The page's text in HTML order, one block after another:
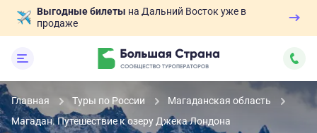
Выгодные билеты на Дальний Восток уже в
продаже
Главная Туры по России
Магаданская область
Магадан. Путешествие к озеру Джека Лондона